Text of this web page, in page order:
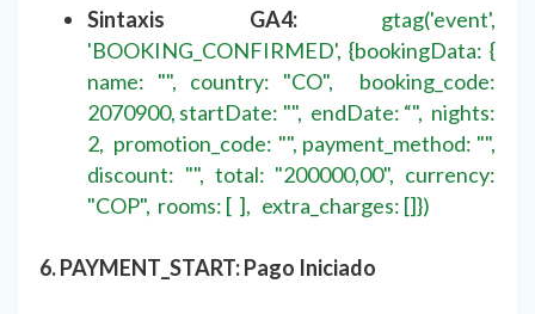
Sintaxis GA4:
gtag('event',
'BOOKING_CONFIRMED', {bookingData: {
name: "", country: "CO", booking_code:
2070900, startDate: "", endDate: “", nights:
2, promotion_code: "", payment_method: "",
discount: "", total: "200000,00", currency:
"COP", rooms: [ ], extra_charges: []})
6. PAYMENT_START: Pago Iniciado